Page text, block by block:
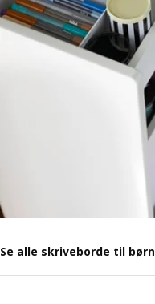
Se alle skriveborde til børn